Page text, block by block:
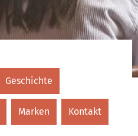
Geschichte
Marken Kontakt